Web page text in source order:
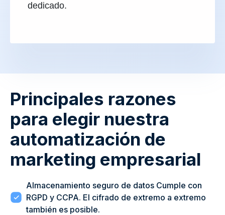
dedicado.
Principales razones
para elegir nuestra
automatización de
marketing empresarial
Almacenamiento seguro de datos Cumple con
RGPD y CCPA. El cifrado de extremo a extremo
también es posible.